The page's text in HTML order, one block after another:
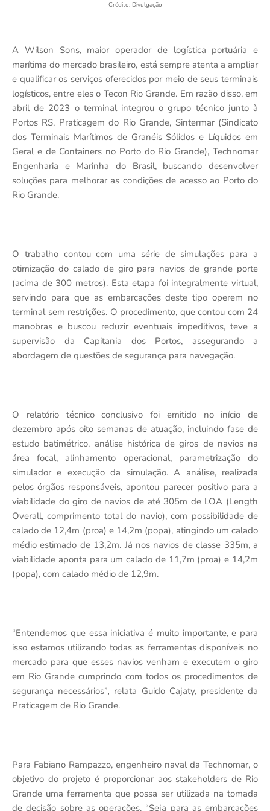
Crédito: Divulgação
A Wilson Sons, maior operador de logística portuária e
marítima do mercado brasileiro, está sempre atenta a ampliar
e qualificar os serviços oferecidos por meio de seus terminais
logísticos, entre eles o Tecon Rio Grande. Em razão disso, em
abril de 2023 o terminal integrou o grupo técnico junto à
Portos RS, Praticagem do Rio Grande, Sintermar (Sindicato
dos Terminais Marítimos de Granéis Sólidos e Líquidos em
Geral e de Containers no Porto do Rio Grande), Technomar
Engenharia e Marinha do Brasil, buscando desenvolver
soluções para melhorar as condições de acesso ao Porto do
Rio Grande.
O trabalho contou com uma série de simulações para a
otimização do calado de giro para navios de grande porte
(acima de 300 metros). Esta etapa foi integralmente virtual,
servindo para que as embarcações deste tipo operem no
terminal sem restrições. O procedimento, que contou com 24
manobras e buscou reduzir eventuais impeditivos, teve a
supervisão da Capitania dos Portos, assegurando a
abordagem de questões de segurança para navegação.
O relatório técnico conclusivo foi emitido no início de
dezembro após oito semanas de atuação, incluindo fase de
estudo batimétrico, análise histórica de giros de navios na
área focal, alinhamento operacional, parametrização do
simulador e execução da simulação. A análise, realizada
pelos órgãos responsáveis, apontou parecer positivo para a
viabilidade do giro de navios de até 305m de LOA (Length
Overall, comprimento total do navio), com possibilidade de
calado de 12,4m (proa) e 14,2m (popa), atingindo um calado
médio estimado de 13,2m. Já nos navios de classe 335m, a
viabilidade aponta para um calado de 11,7m (proa) e 14,2m
(popa), com calado médio de 12,9m.
“Entendemos que essa iniciativa é muito importante, e para
isso estamos utilizando todas as ferramentas disponíveis no
mercado para que esses navios venham e executem o giro
em Rio Grande cumprindo com todos os procedimentos de
segurança necessários”, relata Guido Cajaty, presidente da
Praticagem de Rio Grande.
Para Fabiano Rampazzo, engenheiro naval da Technomar, o
objetivo do projeto é proporcionar aos stakeholders de Rio
Grande uma ferramenta que possa ser utilizada na tomada
de decisão sobre as operações. “Seja para as embarcações